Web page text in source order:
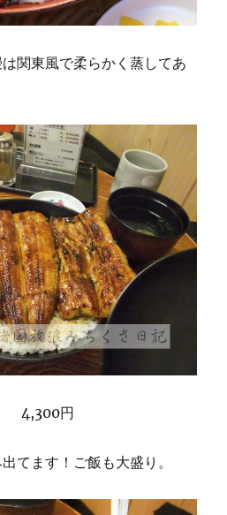
関東風で柔らかく蒸してあ
4,300円
てます！ご飯も大盛り。